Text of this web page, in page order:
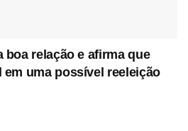
boa relação e afirma que
em uma possível reeleição